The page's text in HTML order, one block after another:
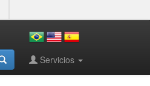
Servicios